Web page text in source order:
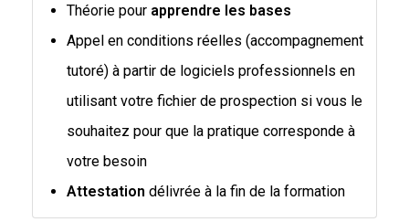
Théorie pour apprendre les bases
Appel en conditions réelles (accompagnement
tutoré) à partir de logiciels professionnels en
utilisant votre fichier de prospection si vous le
souhaitez pour que la pratique corresponde à
votre besoin
Attestation délivrée à la fin de la formation